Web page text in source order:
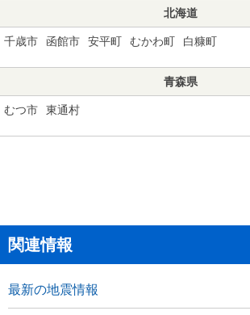
北海道
千歳市 函館市 安平町 むかわ町 白糠町
青森県
むつ市 東通村
関連情報
最新の地震情報